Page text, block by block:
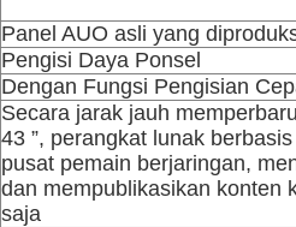
Panel AUO asli yang
Pengisi Daya Ponsel
Dengan Fungsi Pengisian
Secara jarak jauh
43 ”, perangkat lunak
pusat pemain berjaringan,
dan mempublikasikan konten
saja